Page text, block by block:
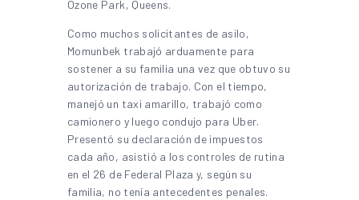
Ozone Park, Queens.
Como muchos solicitantes de asilo,
Momunbek trabajó arduamente para
sostener a su familia una vez que obtuvo su
autorización de trabajo. Con el tiempo,
manejó un taxi amarillo, trabajó como
camionero y luego condujo para Uber.
Presentó su declaración de impuestos
cada año, asistió a los controles de rutina
en el 26 de Federal Plaza y, según su
familia, no tenía antecedentes penales.